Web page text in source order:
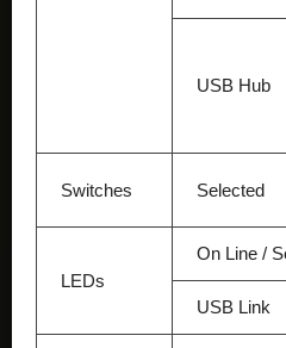
USB Hub
Switches Selected
LEDs
On Line /
USB Link